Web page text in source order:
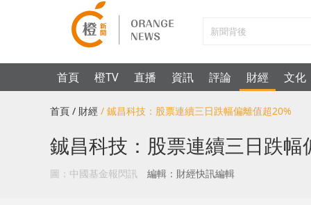
首頁 橙TV 直播 資訊 評論 財經 文化
首頁 / 財經 / 鋮昌科技：股票連續三日跌幅偏離值超20%
鋮昌科技：股票連續三日跌幅
圖：中國基金報閃訊 編輯：財經快訊編輯